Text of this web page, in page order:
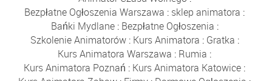
Bezpłatne Ogłoszenia Warszawa : sklep animatora :
Bańki Mydlane: Bezpłatne Ogłoszenia :
Szkolenie Animatorów: Kurs Animatora : Gratka :
Kurs Animatora Warszawa : Rumia :
Kurs Animatora Poznań : Kurs Animatora Katowice :